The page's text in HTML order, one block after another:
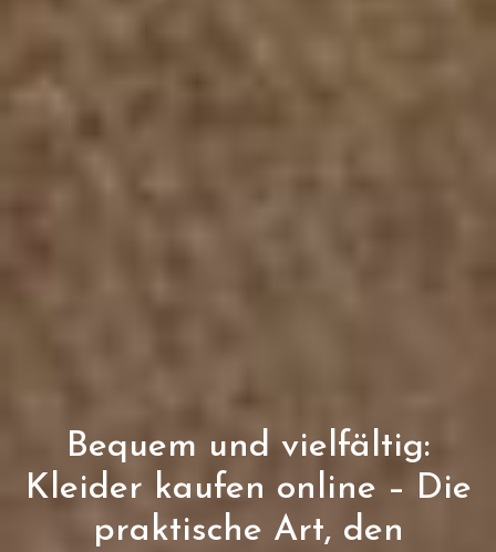
Bequem und vielfältig:
Kleider kaufen online – Die
praktische Art, den